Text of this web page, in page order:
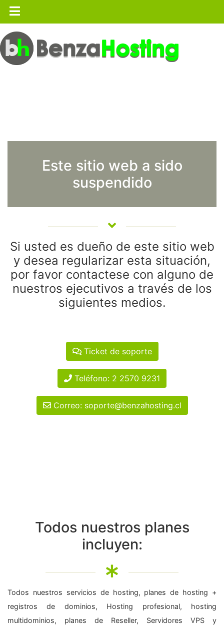
Este sitio web a sido
suspendido
Si usted es dueño de este sitio web
y desea regularizar esta situación,
por favor contactese con alguno de
nuestros ejecutivos a través de los
siguientes medios.
Ticket de soporte
Teléfono: 2 2570 9231
Correo: soporte@benzahosting.cl
Todos nuestros planes
incluyen:
Todos nuestros servicios de hosting, planes de hosting +
registros de dominios, Hosting profesional, hosting
multidominios, planes de Reseller, Servidores VPS y